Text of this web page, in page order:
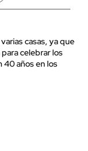
casas, ya que
celebrar los
40 años en los